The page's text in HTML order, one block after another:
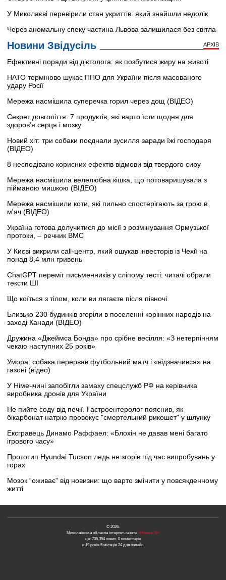
У Миколаєві перевірили стан укриттів: який знайшли недолік
Через аномальну спеку частина Львова залишилася без світла
Новини Звідусіль АРХІВ
Ефективні поради від дієтолога: як позбутися жиру на животі
НАТО терміново шукає ППО для України після масованого
удару Росії
Мережа насмішила суперечка горил через дощ (ВІДЕО)
Секрет довголіття: 7 продуктів, які варто їсти щодня для
здоров’я серця і мозку
Новий хіт: три собаки поєднали зусилля заради їжі господаря
(ВІДЕО)
8 несподівано корисних ефектів відмови від твердого сиру
Мережа насмішила велелюбна кішка, що потоваришувала з
пійманою мишкою (ВІДЕО)
Мережа насмішили коти, які пильно спостерігають за грою в
м'яч (ВІДЕО)
Україна готова долучитися до місії з розмінування Ормузької
протоки, – речник ВМС
У Києві викрили call-центр, який ошукав інвесторів із Чехії на
понад 8,4 млн гривень
ChatGPT переміг письменників у сліпому тесті: читачі обрали
тексти ШІ
Що коїться з тілом, коли ви лягаєте після півночі
Близько 230 будинків згоріли в поселенні корінних народів на
заході Канади (ВІДЕО)
Дружина «Джеймса Бонда» про срібне весілля: «З нетерпінням
чекаю наступних 25 років»
Умора: собака перервав футбольний матч і «відзначився» на
газоні (відео)
У Німеччині запобігли замаху спецслужб РФ на керівника
виробника дронів для України
Не пийте соду від печії. Гастроентеролог пояснив, як
бікарбонат натрію провокує "смертельний рикошет" у шлунку
Ексгравець Динамо Раффаел: «Блохін не давав мені багато
ігрового часу»
Прототип Hyundai Tucson ледь не згорів під час випробувань у
горах
Мозок “оживає” від новизни: що варто змінити у повсякденному
житті
© 2026.
Миколаївська обласна інтернет-газета«Новини N»
це: 705,354 новин, 0 коментарів
и 19 років 5 місяців 24 дня онлайн.